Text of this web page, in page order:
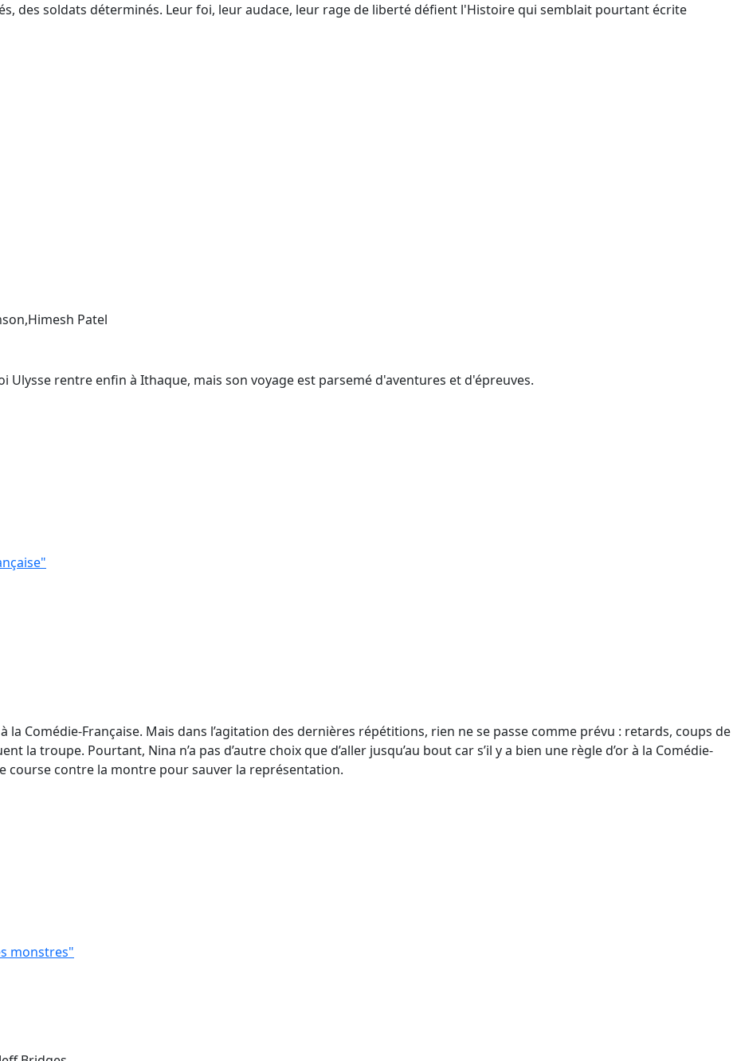
des soldats déterminés. Leur foi, leur audace, leur rage de liberté défient l'Histoire qui semblait pourtant écrite
Patel
rentre enfin à Ithaque, mais son voyage est parsemé d'aventures et d'épreuves.
la Comédie-Française. Mais dans l’agitation des dernières répétitions, rien ne se passe comme prévu : retards, coups de
la troupe. Pourtant, Nina n’a pas d’autre choix que d’aller jusqu’au bout car s’il y a bien une règle d’or à la Comédie-
course contre la montre pour sauver la représentation.
monstres"